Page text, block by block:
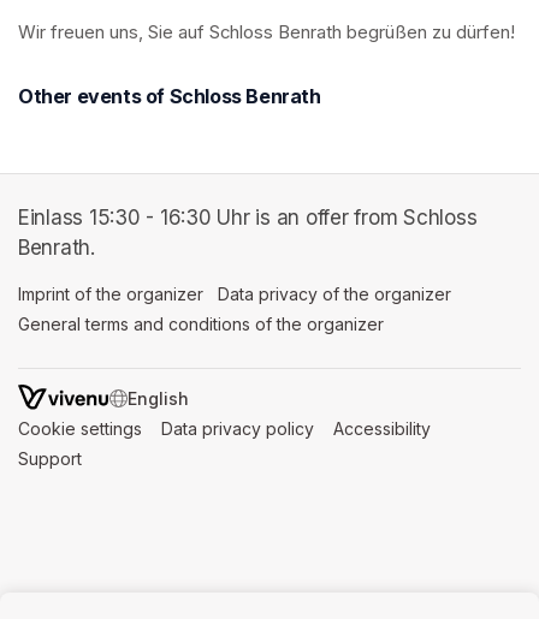
Wir freuen uns, Sie auf Schloss Benrath begrüßen zu dürfen!
Other events of Schloss Benrath
Einlass 15:30 - 16:30 Uhr is an offer from Schloss
Benrath.
Imprint of the organizer (opens in a new tab)
Data privacy of the organizer
General terms and conditions of the organizer
SWITCH LANGUAGE
Cookie settings (opens in a new tab)
Data privacy policy (opens in a new tab)
Accessibility
Support